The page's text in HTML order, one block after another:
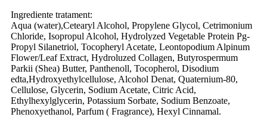
Ingrediente tratament:
Aqua (water),Cetearyl Alcohol, Propylene Glycol, Cetrimonium
Chloride, Isopropul Alcohol, Hydrolyzed Vegetable Protein Pg-
Propyl Silanetriol, Tocopheryl Acetate, Leontopodium Alpinum
Flower/Leaf Extract, Hydroluzed Collagen, Butyrospermum
Parkii (Shea) Butter, Panthenoll, Tocopherol, Disodium
edta,Hydroxyethylcellulose, Alcohol Denat, Quaternium-80,
Cellulose, Glycerin, Sodium Acetate, Citric Acid,
Ethylhexylglycerin, Potassium Sorbate, Sodium Benzoate,
Phenoxyethanol, Parfum ( Fragrance), Hexyl Cinnamal.